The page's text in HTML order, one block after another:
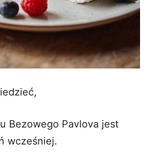
Bezowego Pavlova jest
wcześniej.